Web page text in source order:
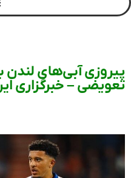
پیروزی آبی‌های
تعویضی – خبرگزاری